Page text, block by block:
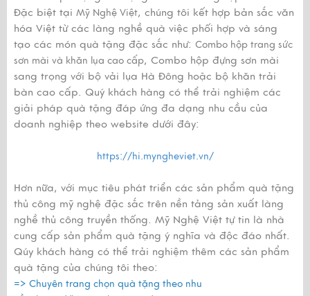
Đặc biệt tại Mỹ Nghệ Việt, chúng tôi kết hợp bản sắc văn
hóa Việt từ các làng nghề quà việc phối hợp và sáng
tạo các món quà tặng đặc sắc như: Combo hộp trang sức
sơn mài và khăn lụa cao cấp, Combo hộp đựng sơn mài
sang trọng với bộ vải lụa Hà Đông hoặc bộ khăn trải
bàn cao cấp. Quý khách hàng có thể trải nghiệm các
giải pháp quà tặng đáp ứng đa dạng nhu cầu của
doanh nghiệp theo website dưới đây:
https://hi.myngheviet.vn/
Hơn nữa, với mục tiêu phát triển các sản phẩm quà tặng
thủ công mỹ nghệ đặc sắc trên nền tảng sản xuất làng
nghề thủ công truyền thống. Mỹ Nghệ Việt tự tin là nhà
cung cấp sản phẩm quà tặng ý nghĩa và độc đáo nhất.
Qúy khách hàng có thể trải nghiệm thêm các sản phẩm
quà tặng của chúng tôi theo:
=> Chuyên trang chọn quà tặng theo nhu